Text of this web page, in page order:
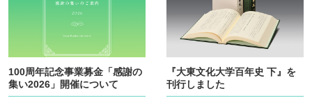
100周年記念事業募金「感謝の
集い2026」開催について
『大東文化大学百年史 下』を
刊行しました